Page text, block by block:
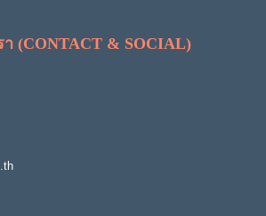
(CONTACT & SOCIAL)